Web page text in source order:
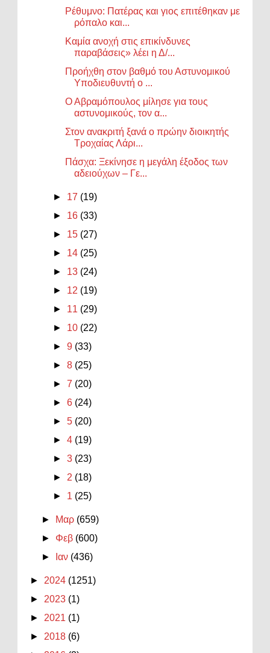
Ρέθυμνο: Πατέρας και γιος επιτέθηκαν με
ρόπαλο και...
Καμία ανοχή στις επικίνδυνες
παραβάσεις» λέει η Δ/...
Προήχθη στον βαθμό του Αστυνομικού
Υποδιευθυντή ο ...
Ο Αβραμόπουλος μίλησε για τους
αστυνομικούς, τον α...
Στον ανακριτή ξανά ο πρώην διοικητής
Τροχαίας Λάρι...
Πάσχα: Ξεκίνησε η μεγάλη έξοδος των
αδειούχων – Γε...
► 17 (19)
► 16 (33)
► 15 (27)
► 14 (25)
► 13 (24)
► 12 (19)
► 11 (29)
► 10 (22)
►9 (33)
►8 (25)
►7 (20)
►6 (24)
►5 (20)
►4 (19)
►3 (23)
► 2 (18)
► 1 (25)
► Μαρ (659)
► Φεβ (600)
►
Ιαν (436)
► 2024 (1251)
► 2023 (1)
► 2021 (1)
► 2018 (6)